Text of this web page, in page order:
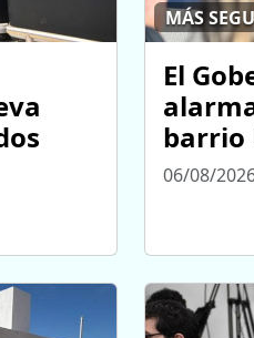
MÁS
El
barrio
06/08/